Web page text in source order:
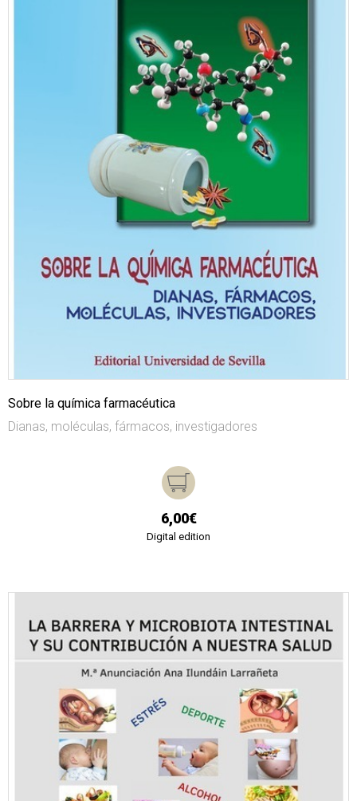
Sobre la química farmacéutica
Dianas, moléculas, fármacos, investigadores
6,00€
Digital edition